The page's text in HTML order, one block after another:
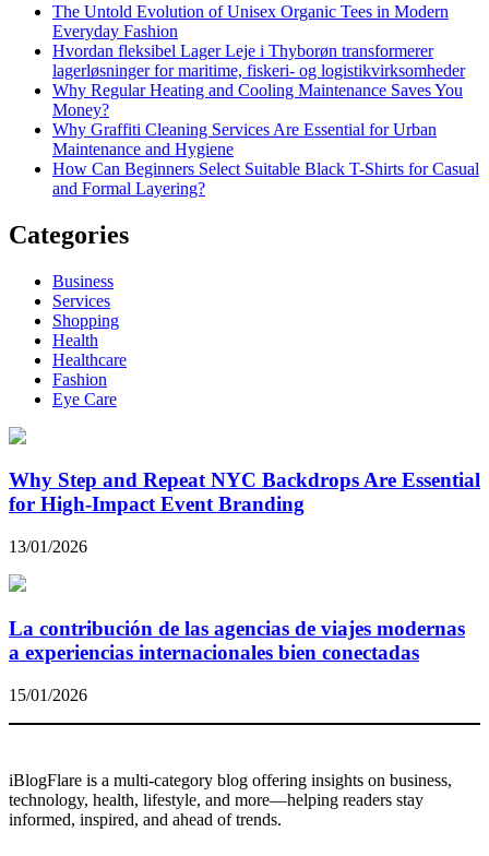
The Untold Evolution of Unisex Organic Tees in Modern
Everyday Fashion
Hvordan fleksibel Lager Leje i Thyborøn transformerer
lagerløsninger for maritime, fiskeri- og logistikvirksomheder
Why Regular Heating and Cooling Maintenance Saves You
Money?
Why Graffiti Cleaning Services Are Essential for Urban
Maintenance and Hygiene
How Can Beginners Select Suitable Black T-Shirts for Casual
and Formal Layering?
Categories
Business
Services
Shopping
Health
Healthcare
Fashion
Eye Care
Why Step and Repeat NYC Backdrops Are Essential
for High-Impact Event Branding
13/01/2026
La contribución de las agencias de viajes modernas
a experiencias internacionales bien conectadas
15/01/2026
iBlogFlare is a multi-category blog offering insights on business,
technology, health, lifestyle, and more—helping readers stay
informed, inspired, and ahead of trends.